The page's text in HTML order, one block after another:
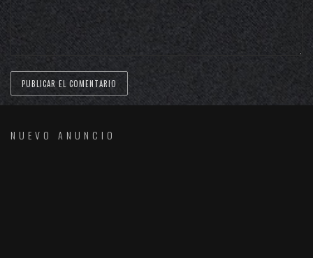
NUEVO ANUNCIO